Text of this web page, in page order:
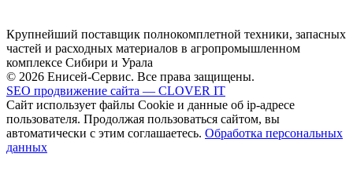
Крупнейший поставщик полнокомплетной техники, запасных
частей и расходных материалов в агропромышленном
комплексе Сибири и Урала
© 2026 Енисей-Сервис. Все права защищены.
SEO продвижение сайта — CLOVER IT
Сайт использует файлы Cookie и данные об ip-адресе
пользователя. Продолжая пользоваться сайтом, вы
автоматически с этим соглашаетесь. Обработка персональных
данных